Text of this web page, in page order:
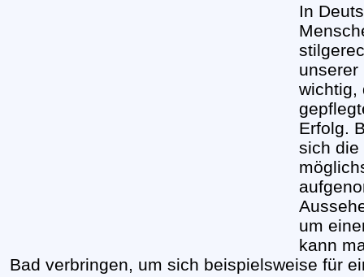
In
unserer
wichtig,
Erfolg.
sich die
um
kann
Bad verbringen, um sich beispielsweise für